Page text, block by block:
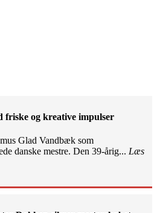
friske og kreative impulser
Glad Vandbæk som
danske mestre. Den 39-årig... Læs